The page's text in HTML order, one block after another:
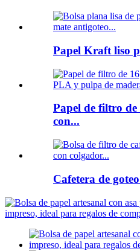
Papel Kraft liso
Papel de filtro de
con...
Cafetera de